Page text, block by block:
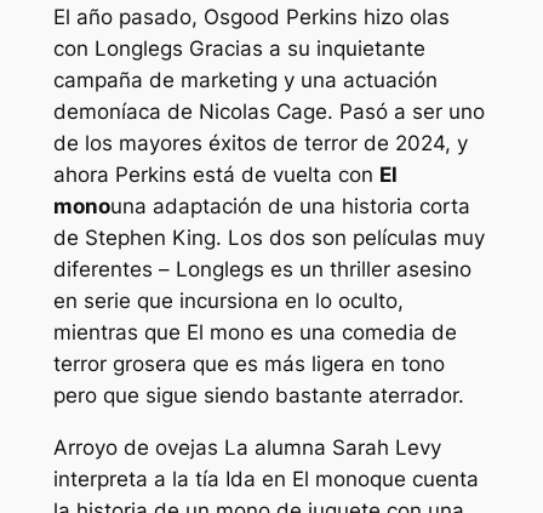
El año pasado, Osgood Perkins hizo olas
con Longlegs Gracias a su inquietante
campaña de marketing y una actuación
demoníaca de Nicolas Cage. Pasó a ser uno
de los mayores éxitos de terror de 2024, y
ahora Perkins está de vuelta con El
monouna adaptación de una historia corta
de Stephen King. Los dos son películas muy
diferentes – Longlegs es un thriller asesino
en serie que incursiona en lo oculto,
mientras que El mono es una comedia de
terror grosera que es más ligera en tono
pero que sigue siendo bastante aterrador.
Arroyo de ovejas La alumna Sarah Levy
interpreta a la tía Ida en El monoque cuenta